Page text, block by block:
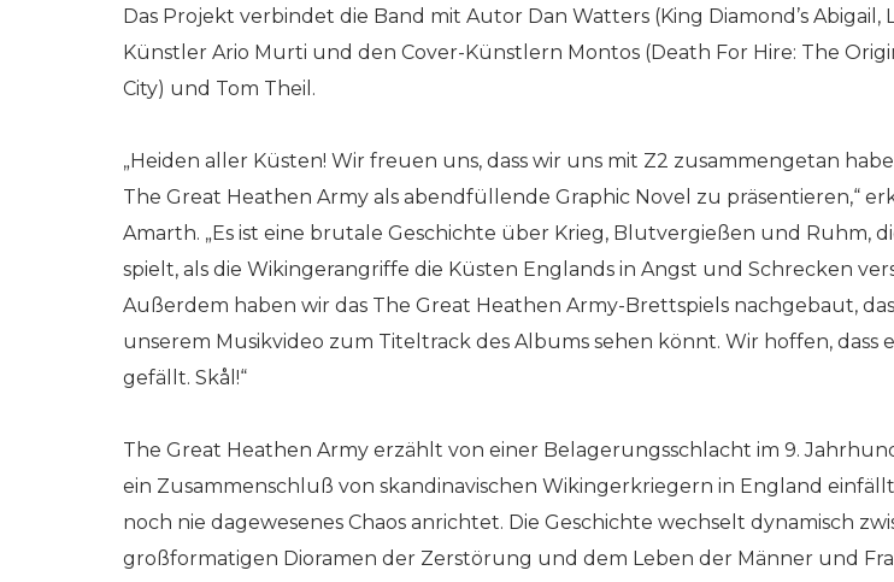
Das Projekt verbindet die Band mit Autor Dan Watters (King Diamond’s Abigail,
Künstler Ario Murti und den Cover-Künstlern Montos (Death For Hire: The
City) und Tom Theil.
„Heiden aller Küsten! Wir freuen uns, dass wir uns mit Z2 zusammengetan
The Great Heathen Army als abendfüllende Graphic Novel zu präsentieren,“
Amarth. „Es ist eine brutale Geschichte über Krieg, Blutvergießen und Ruhm,
spielt, als die Wikingerangriffe die Küsten Englands in Angst und Schrecken
Außerdem haben wir das The Great Heathen Army-Brettspiels nachgebaut,
unserem Musikvideo zum Titeltrack des Albums sehen könnt. Wir hoffen, dass
gefällt. Skål!“
The Great Heathen Army erzählt von einer Belagerungsschlacht im 9.
ein Zusammenschluß von skandinavischen Wikingerkriegern in England
noch nie dagewesenes Chaos anrichtet. Die Geschichte wechselt dynamisch
großformatigen Dioramen der Zerstörung und dem Leben der Männer und